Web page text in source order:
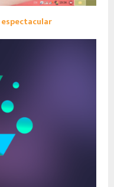
espectacular